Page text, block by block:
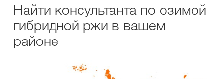
Найти консультанта по озимой
гибридной ржи в вашем
районе